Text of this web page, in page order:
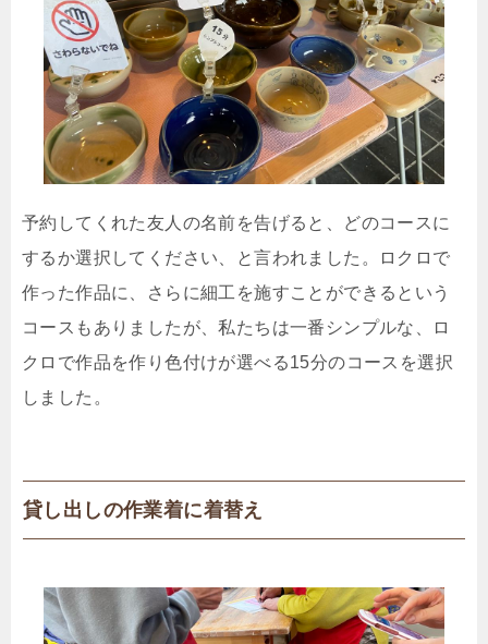
予約してくれた友人の名前を告げると、どのコースに
するか選択してください、と言われました。ロクロで
作った作品に、さらに細工を施すことができるという
コースもありましたが、私たちは一番シンプルな、ロ
クロで作品を作り色付けが選べる15分のコースを選択
しました。
貸し出しの作業着に着替え